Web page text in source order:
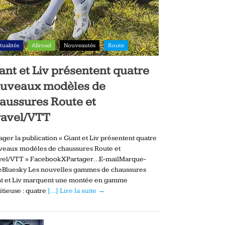
Allroad Nouveautés Route
et Liv présentent quatre
modèles de
Route et
VTT
la publication « Giant et Liv présentent quatre
modèles de chaussures Route et
VTT » FacebookXPartager…E-mailMarque-
Les nouvelles gammes de chaussures
et Liv marquent une montée en gamme
: quatre […] Lire la suite →